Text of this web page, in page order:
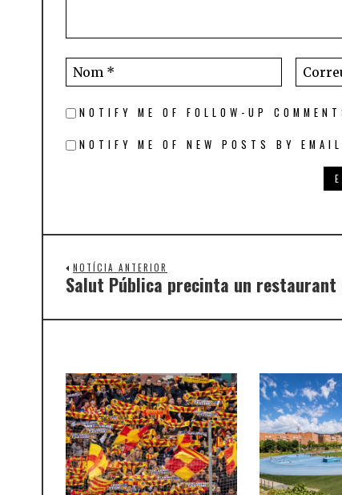
NOTIFY ME OF FOLLOW-UP
NOTIFY ME OF NEW POSTS BY
NOTÍCIA ANTERIOR
Salut Pública precinta un restaurant